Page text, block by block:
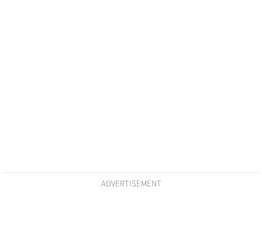
ADVERTISEMENT